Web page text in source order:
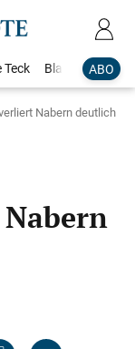
ABO
Teck Blaulicht
Nabern deutlich